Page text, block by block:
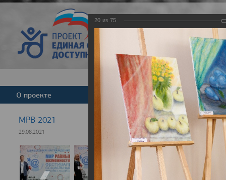
Версия для
О проекте Команда Новости
МРВ 2021
29.08.2021
20 из 75